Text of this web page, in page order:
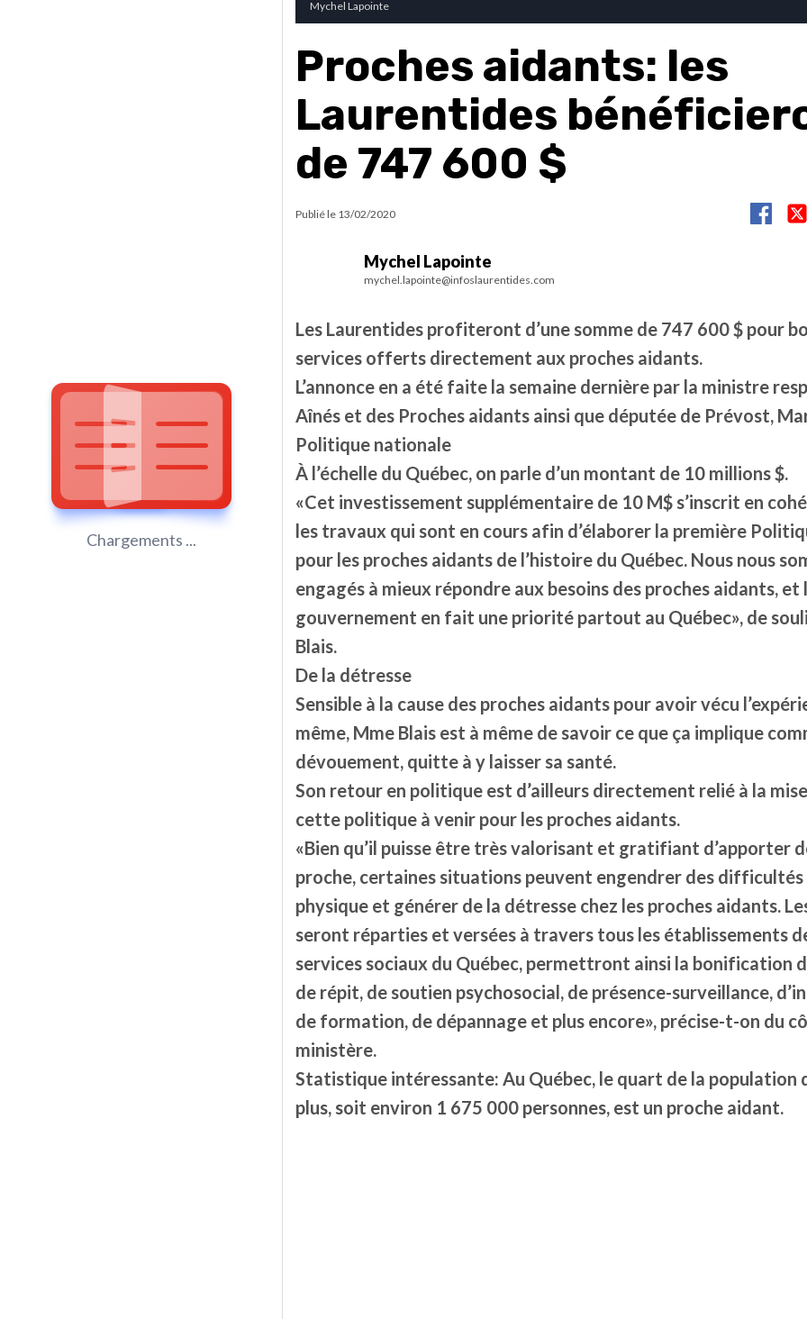
Chargements ...
Mychel Lapointe
Proches aidants: les
Laurentides
de 747 600 $
Publié le 13/02/2020
Mychel Lapointe
mychel.lapointe@infoslaurentides.com
Les Laurentides profiteront d’une somme de 747 600 $ pour
services offerts directement aux proches aidants.
L’annonce en a été faite la semaine dernière par la ministre
Aînés et des Proches aidants ainsi que députée de Prévost,
Politique nationale
À l’échelle du Québec, on parle d’un montant de 10 millions $.
«Cet investissement supplémentaire de 10 M$ s’inscrit en
les travaux qui sont en cours afin d’élaborer la première
pour les proches aidants de l’histoire du Québec. Nous nous
engagés à mieux répondre aux besoins des proches aidants, et
gouvernement en fait une priorité partout au Québec», de
Blais.
De la détresse
Sensible à la cause des proches aidants pour avoir vécu
même, Mme Blais est à même de savoir ce que ça implique
dévouement, quitte à y laisser sa santé.
Son retour en politique est d’ailleurs directement relié à la
cette politique à venir pour les proches aidants.
«Bien qu’il puisse être très valorisant et gratifiant d’apporter
proche, certaines situations peuvent engendrer des difficultés
physique et générer de la détresse chez les proches aidants.
seront réparties et versées à travers tous les établissements
services sociaux du Québec, permettront ainsi la bonification
de répit, de soutien psychosocial, de présence-surveillance,
de formation, de dépannage et plus encore», précise-t-on du
ministère.
Statistique intéressante: Au Québec, le quart de la population
plus, soit environ 1 675 000 personnes, est un proche aidant.